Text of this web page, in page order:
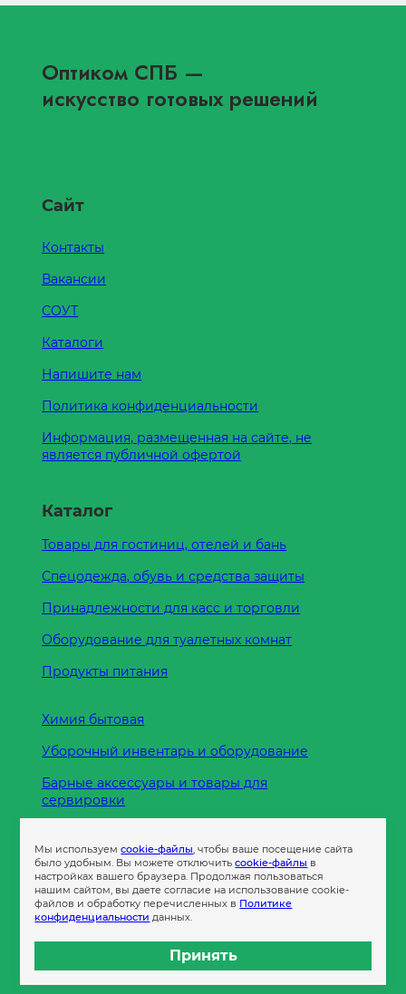
Оптиком СПБ —
искусство готовых решений
Сайт
Контакты
Вакансии
СОУТ
Каталоги
Напишите нам
Политика конфиденциальности
Информация, размещенная на сайте, не
является публичной офертой
Каталог
Товары для гостиниц, отелей и бань
Спецодежда, обувь и средства защиты
Принадлежности для касс и торговли
Оборудование для туалетных комнат
Продукты питания
Химия бытовая
Уборочный инвентарь и оборудование
Барные аксессуары и товары для
сервировки
Пленка
Пакеты и сумки
Контейнеры
Бумага офисная
Мы используемcookie-файлы, чтобы ваше посещение сайта
было удобным. Вы можете отключитьcookie-файлы в
настройках вашего браузера. Продолжая пользоваться
нашим сайтом, вы даете согласие на использование cookie-
файлов и обработку перечисленных в Политике
конфиденциальности данных.
Принять